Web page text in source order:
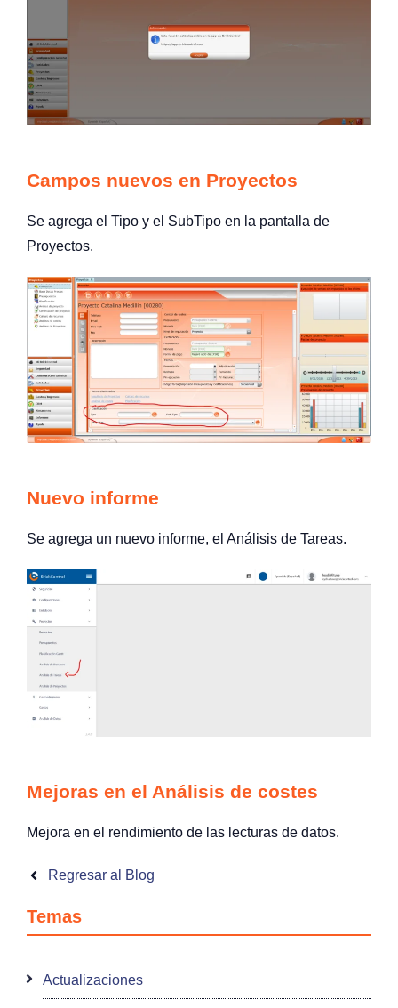
Campos nuevos en Proyectos
Se agrega el Tipo y el SubTipo en la pantalla de
Proyectos.
Nuevo informe
Se agrega un nuevo informe, el Análisis de Tareas.
Mejoras en el Análisis de costes
Mejora en el rendimiento de las lecturas de datos.
Regresar al Blog
Temas
Actualizaciones